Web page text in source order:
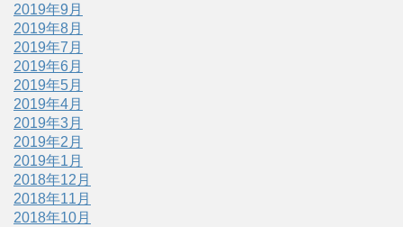
2019年9月
2019年8月
2019年7月
2019年6月
2019年5月
2019年4月
2019年3月
2019年2月
2019年1月
2018年12月
2018年11月
2018年10月